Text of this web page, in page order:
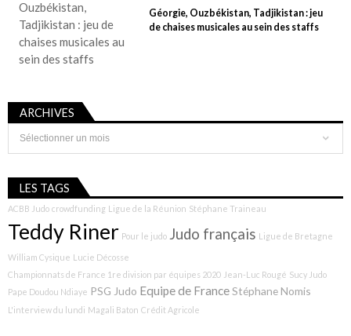
Géorgie, Ouzbékistan, Tadjikistan : jeu
de chaises musicales au sein des staffs
ARCHIVES
Archives
LES TAGS
ACBB Judo crowdfunding Ligue de la Réunion Stéphane Traineau
Teddy Riner Pour le judo Judo français Ligue de Bretagne
William Cysique Lucie Décosse
Championnats de France 1re division par équipes 2020 Jean-Luc Rougé Sucy Judo
Pape Doudou Ndiaye PSG Judo Equipe de FranceStéphane Nomis
L'interview du lundi Magali Baton Crédit Agricole